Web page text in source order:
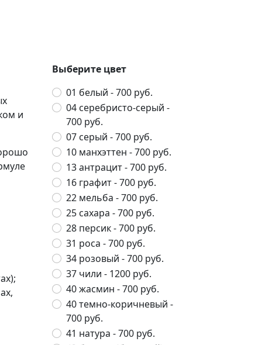
и
Выберите цвет
01 белый - 700 руб.
04 серебристо-серый -
700 руб.
07 серый - 700 руб.
10 манхэттен - 700 руб.
13 антрацит- 700 руб.
16 графит- 700 руб.
22 мельба - 700 руб.
25 сахара - 700 руб.
28 персик- 700 руб.
31 роса - 700 руб.
34 розовый - 700 руб.
37 чили - 1200 руб.
40 жасмин - 700 руб.
40 темно-коричневый -
700 руб.
41 натура - 700 руб.